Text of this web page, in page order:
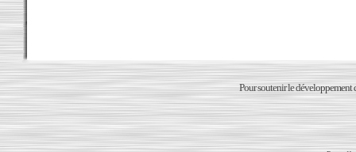
Pour soutenir le développement